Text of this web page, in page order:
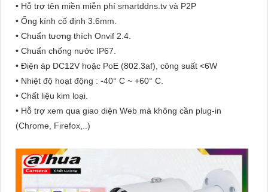
• Hỗ trợ tên miền miễn phí smartddns.tv và P2P
• Ống kính cố định 3.6mm.
• Chuẩn tương thích Onvif 2.4.
• Chuẩn chống nước IP67.
• Điện áp DC12V hoặc PoE (802.3af), công suất <6W
• Nhiệt độ hoạt động : -40° C ~ +60° C.
• Chất liệu kim loại.
• Hỗ trợ xem qua giao diện Web mà không cần plug-in
(Chrome, Firefox,..)